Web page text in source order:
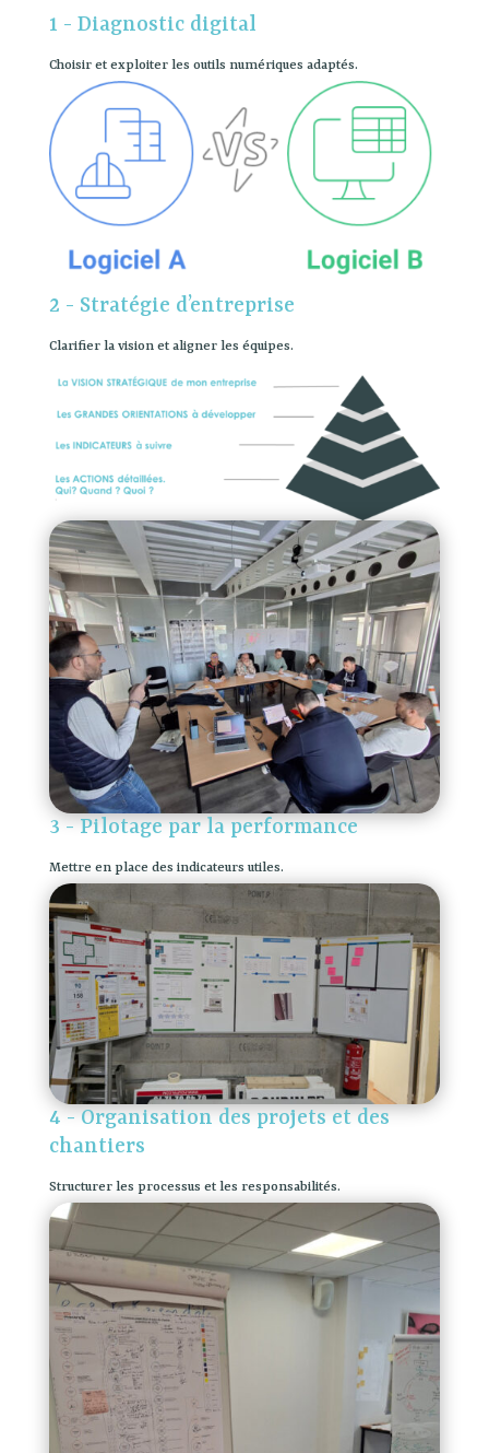
1 - Diagnostic digital
Choisir et exploiter les outils numériques adaptés.
2 - Stratégie d’entreprise
Clarifier la vision et aligner les équipes.
3 - Pilotage par la performance
Mettre en place des indicateurs utiles.
4 - Organisation des projets et des
chantiers
Structurer les processus et les responsabilités.